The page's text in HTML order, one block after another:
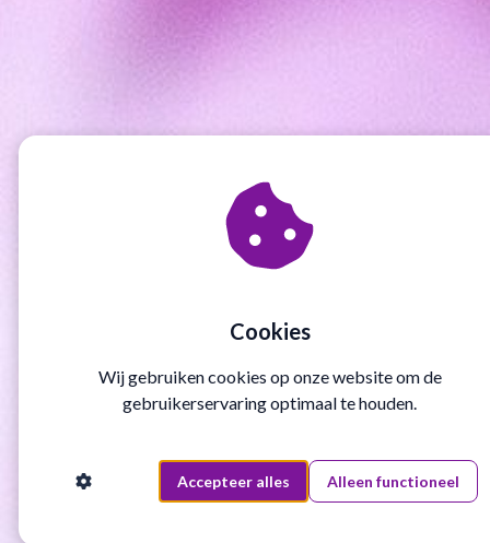
Cookies
Wij gebruiken cookies op onze website om de
gebruikerservaring optimaal te houden.
Alleen functioneel
Accepteer alles